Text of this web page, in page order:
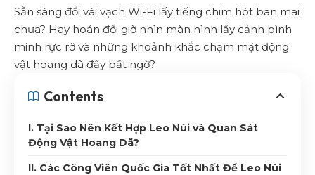
Sẵn sàng đổi vài vạch Wi-Fi lấy tiếng chim hót ban mai
chưa? Hay hoán đổi giờ nhìn màn hình lấy cảnh bình
minh rực rỡ và những khoảnh khắc chạm mặt động
vật hoang dã đầy bất ngờ?
Contents
I. Tại Sao Nên Kết Hợp Leo Núi và Quan Sát
Động Vật Hoang Dã?
II. Các Công Viên Quốc Gia Tốt Nhất Để Leo Núi